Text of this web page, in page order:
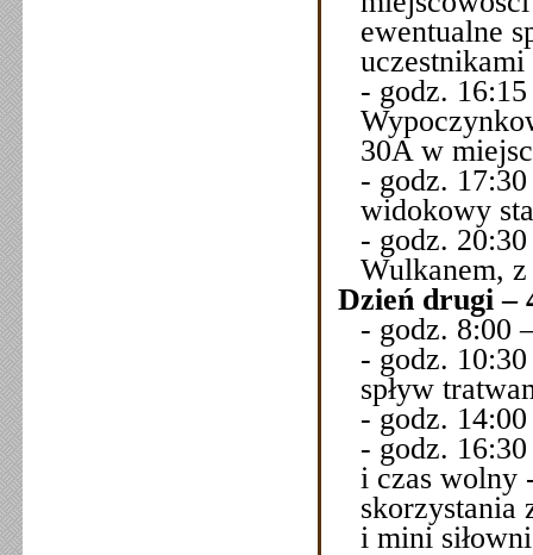
ewentualne
- godz.
30A w
- godz.
widokowy
- godz.
Wulkanem,
Dzień drugi –
- godz. 8:00
- godz.
spływ
- godz.
- godz.
i czas wolny
skorzystania
i mini